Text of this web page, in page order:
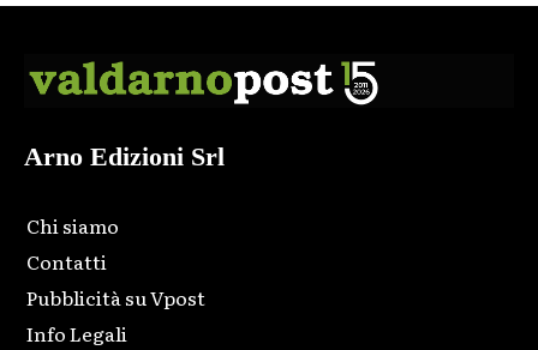
Arno Edizioni Srl
Chi siamo
Contatti
Pubblicità su Vpost
Info Legali